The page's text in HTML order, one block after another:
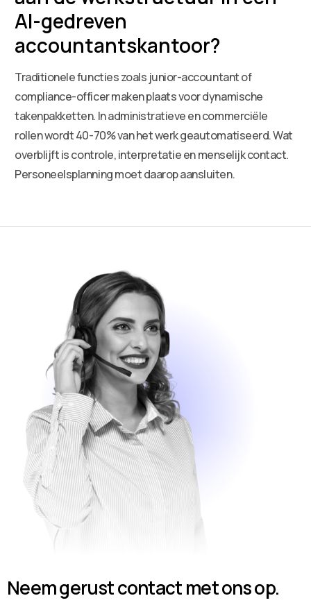
AI-gedreven
accountantskantoor?
Traditionele functies zoals junior-accountant of
compliance-officer maken plaats voor dynamische
takenpakketten. In administratieve en commerciële
rollen wordt 40-70% van het werk geautomatiseerd. Wat
overblijft is controle, interpretatie en menselijk contact.
Personeelsplanning moet daarop aansluiten.
Neem gerust contact met ons op.